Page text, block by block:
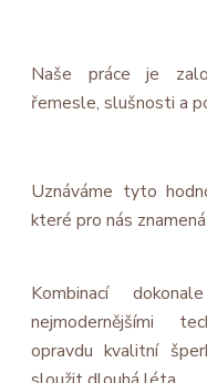
Naše práce je
řemesle, slušnosti a
Uznáváme tyto
které pro nás
Kombinací
nejmodernějšími
opravdu kvalitní